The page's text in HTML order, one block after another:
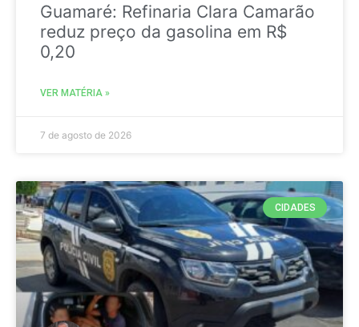
Guamaré: Refinaria Clara Camarão
reduz preço da gasolina em R$
0,20
VER MATÉRIA »
7 de agosto de 2026
CIDADES